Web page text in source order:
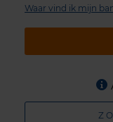
Waar vind ik mijn